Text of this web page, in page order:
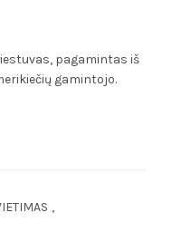
pagamintas iš
gamintojo.
,